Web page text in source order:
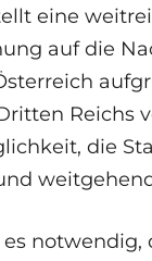
eine
auf die
Reichs
die